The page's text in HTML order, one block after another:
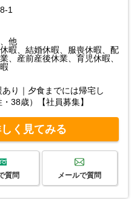
1
他
暇、結婚休暇、服喪休暇、配
、産前産後休業、育児休暇、
り｜夕食までには帰宅し
38歳）【社員募集】
く見てみる
質問 メールで質問